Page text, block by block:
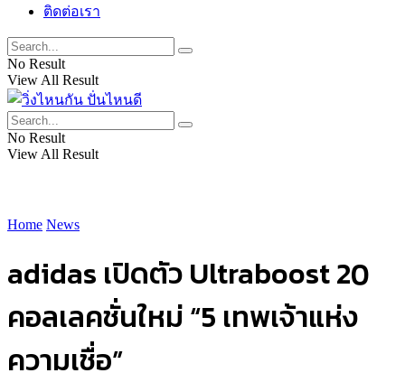
ติดต่อเรา
No Result
View All Result
No Result
View All Result
Home News
adidas เปิดตัว Ultraboost 20
คอลเลคชั่นใหม่ “5 เทพเจ้าแห่ง
ความเชื่อ”